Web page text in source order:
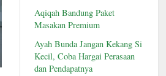
Aqiqah Bandung Paket
Masakan Premium
Ayah Bunda Jangan Kekang Si
Kecil, Coba Hargai Perasaan
dan Pendapatnya